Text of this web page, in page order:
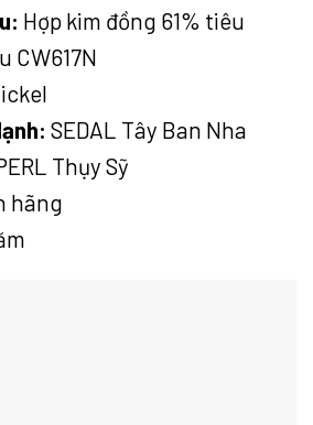
Hợp kim đồng 61% tiêu
CW617N
SEDAL Tây Ban Nha
Thụy Sỹ
hãng